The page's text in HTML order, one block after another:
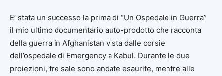
E’ stata un successo la prima di “Un Ospedale in Guerra”
il mio ultimo documentario auto-prodotto che racconta
della guerra in Afghanistan vista dalle corsie
dell’ospedale di Emergency a Kabul. Durante le due
proiezioni, tre sale sono andate esaurite, mentre alle